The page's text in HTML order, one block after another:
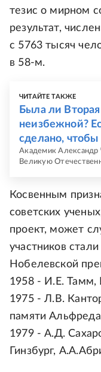
тезис о мирном
результат,
с 5763 тысяч
в 58-м.
ЧИТАЙТЕ ТАКЖЕ
Была ли
неизбежной?
сделано, чтобы
Академик Александр
Великую
Косвенным
советских
проект, может
участников
Нобелевской
1958 - И.Е. Тамм,
1975 - Л.В.
памяти
1979 - А.Д.
Гинзбург,